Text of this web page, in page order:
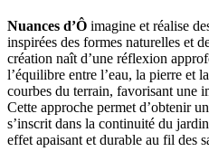
Nuances d’Ô imagine et réalise
inspirées des formes naturelles et
création naît d’une réflexion
l’équilibre entre l’eau, la pierre et
courbes du terrain, favorisant une
Cette approche permet d’obtenir
s’inscrit dans la continuité du
effet apaisant et durable au fil des